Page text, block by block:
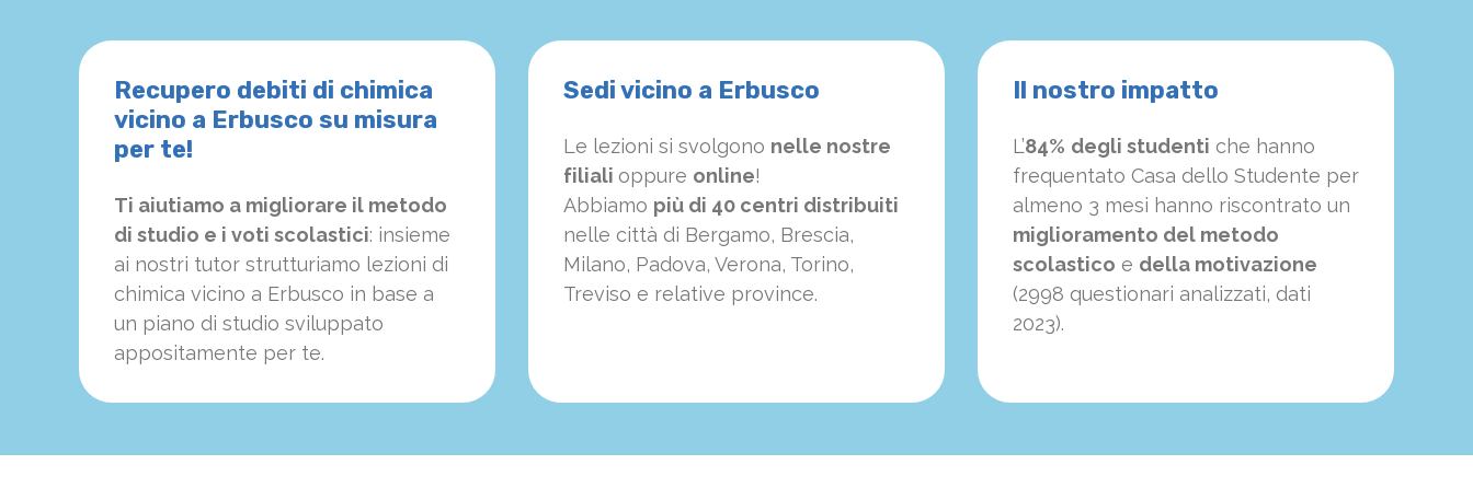
Recupero debiti di chimica
vicino a Erbusco su misura
per te!
Ti aiutiamo a migliorare il metodo
di studio e i voti scolastici: insieme
ai nostri tutor strutturiamo lezioni di
chimica vicino a Erbusco in base a
un piano di studio sviluppato
appositamente per te.
Sedi vicino a Erbusco
Le lezioni si svolgono nelle nostre
filiali oppure online!
Abbiamo più di 40 centri distribuiti
nelle città di Bergamo, Brescia,
Milano, Padova, Verona, Torino,
Treviso e relative province.
Il nostro impatto
L’84% degli studenti che hanno
frequentato Casa dello Studente per
almeno 3 mesi hanno riscontrato un
miglioramento del metodo
scolastico e della motivazione
(2998 questionari analizzati, dati
2023).